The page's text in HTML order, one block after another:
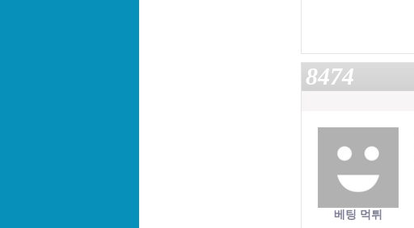
8474
베팅 먹튀